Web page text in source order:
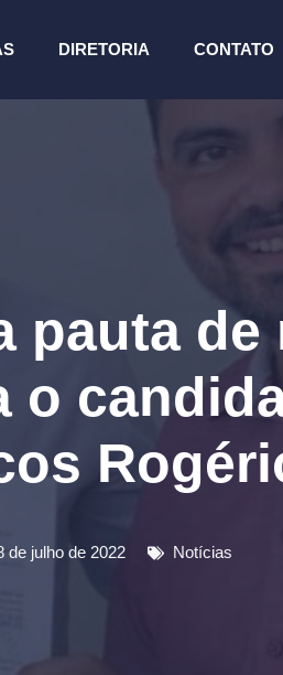
DIRETORIA CONTATO
pauta
o
de julho de 2022 Notícias